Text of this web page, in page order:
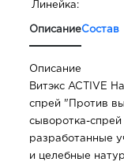
Линейка:
ОписаниеСостав
Описание
Витэкс ACTIVE
спрей "Против
сыворотка-
разработанные
и целебные